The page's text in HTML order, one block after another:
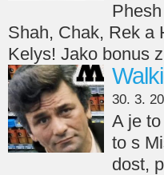
Shah, Chak, Rek a
Kelys! Jako bonus
30. 3.
A je
to s
dost,